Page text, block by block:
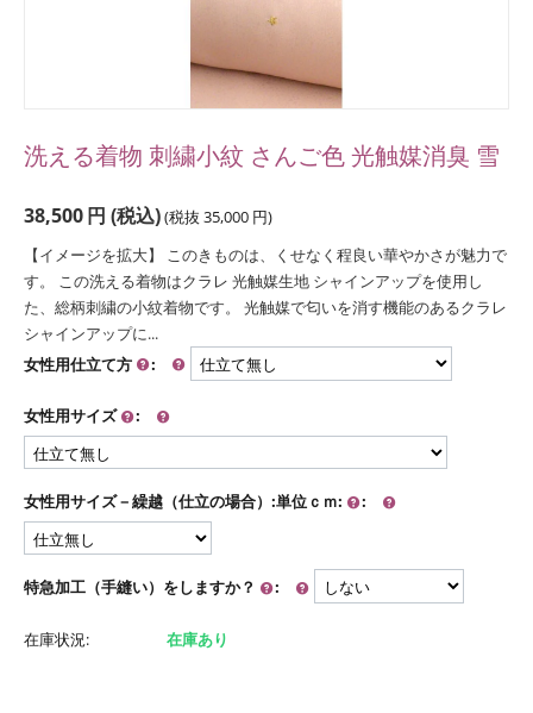
洗える着物 刺繍小紋 さんご色 光触媒消臭 雪
38,500円 (税込)(税抜 35,000 円)
【イメージを拡大】 このきものは、くせなく程良い華やかさが魅力で
す。 この洗える着物はクラレ 光触媒生地 シャインアップを使用し
た、総柄刺繍の小紋着物です。 光触媒で匂いを消す機能のあるクラレ
シャインアップに...
女性用仕立て方
:
女性用サイズ :
女性用サイズ－繰越（仕立の場合）:単位ｃｍ: :
特急加工（手縫い）をしますか？ :
在庫状況: 在庫あり